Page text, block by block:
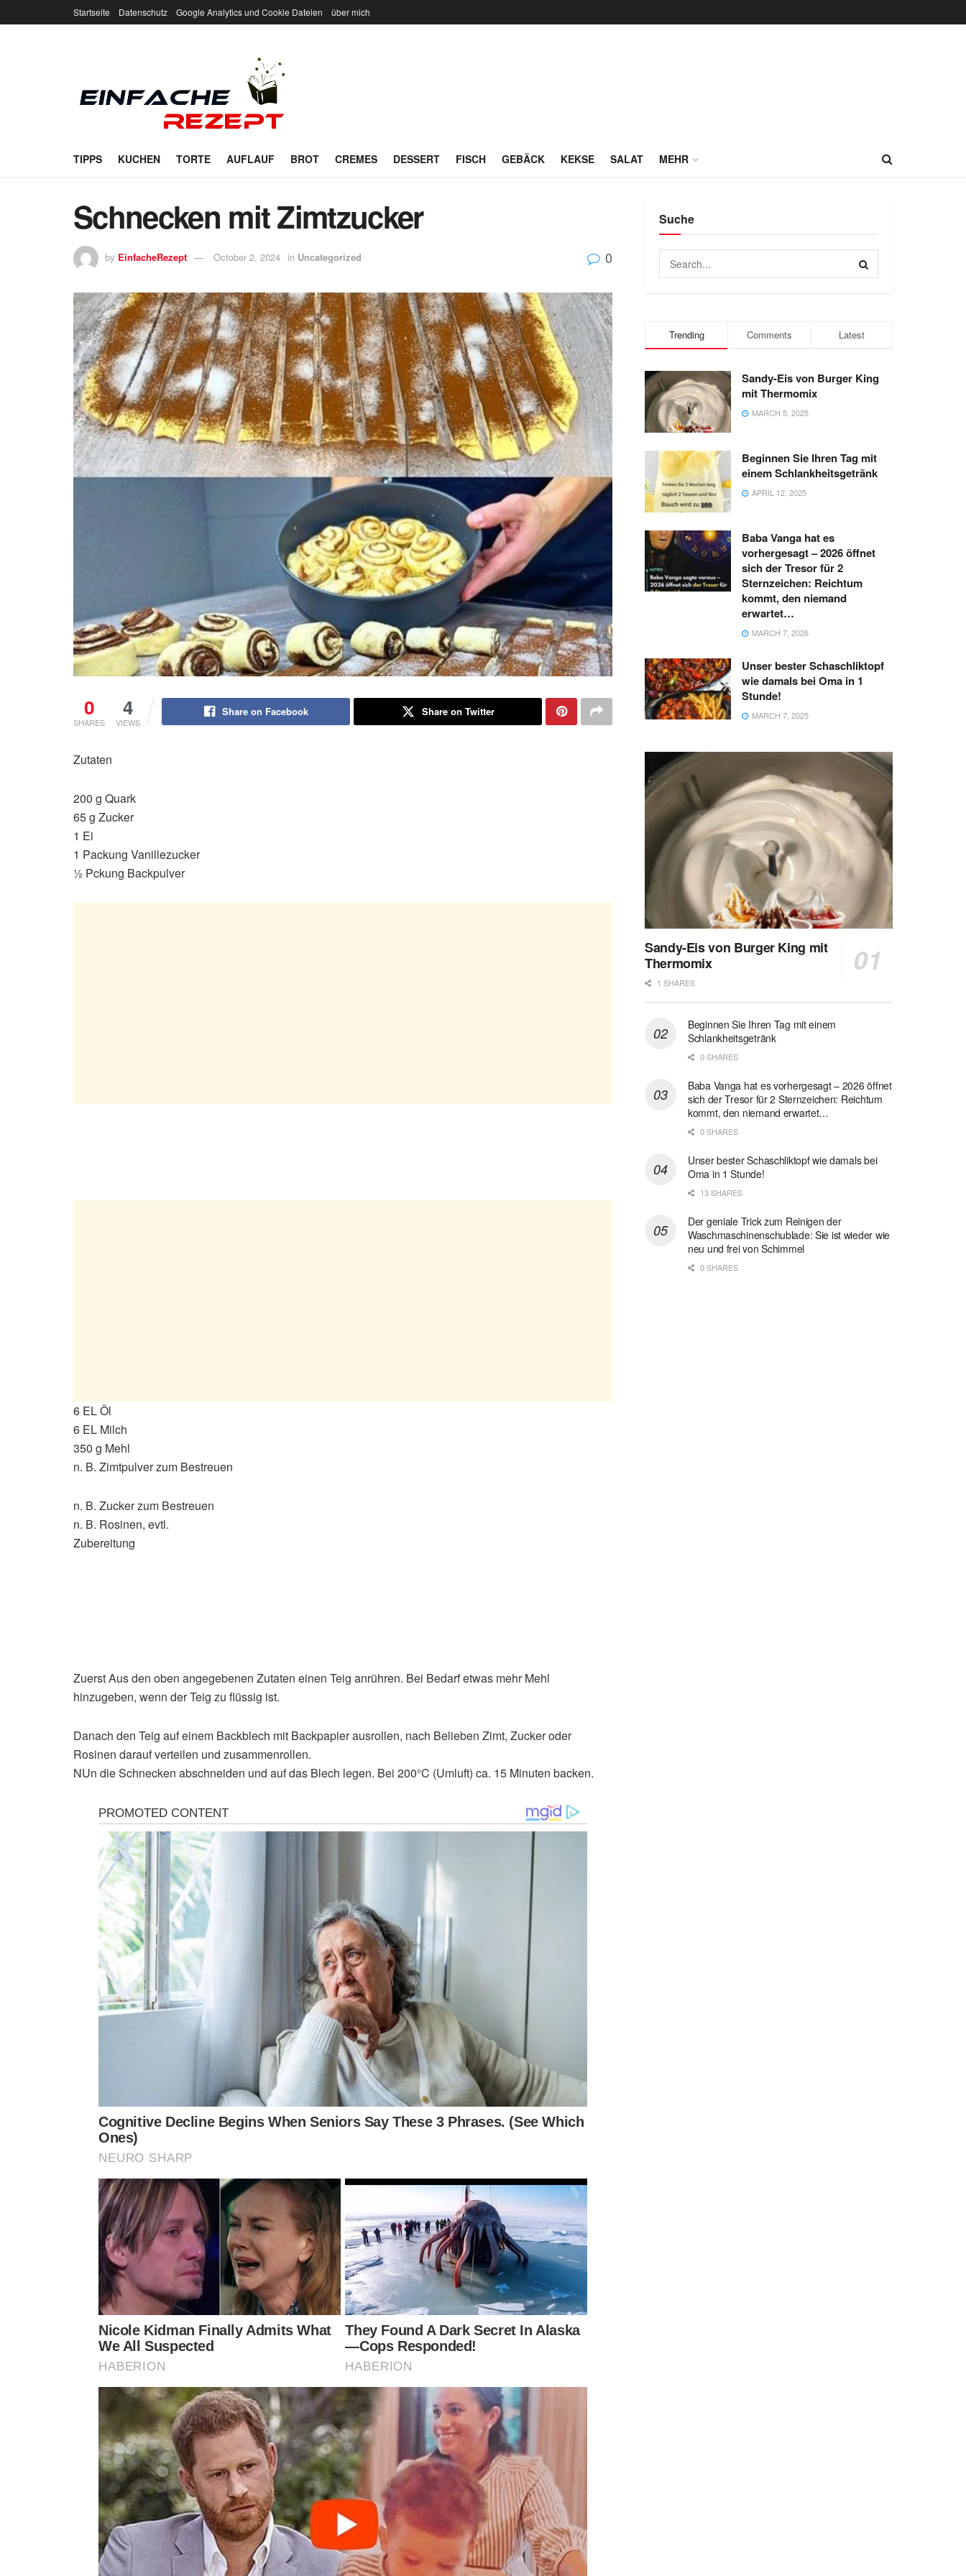
Startseite Datenschutz Google Analytics und Cookie Dateien über mich
TIPPS KUCHEN TORTE AUFLAUF BROT CREMES DESSERT FISCH GEBÄCK KEKSE SALAT MEHR
Schnecken mit Zimtzucker
by EinfacheRezept October 2, 2024 in Uncategorized 0
0
SHARES
4
VIEWS
Share on Facebook Share on Twitter
Zutaten
200 g Quark
65 g Zucker
1 Ei
1 Packung Vanillezucker
½ Pckung Backpulver
6 EL Öl
6 EL Milch
350 g Mehl
n. B. Zimtpulver zum Bestreuen
n. B. Zucker zum Bestreuen
n. B. Rosinen, evtl.
Zubereitung
Zuerst Aus den oben angegebenen Zutaten einen Teig anrühren. Bei Bedarf etwas mehr Mehl
hinzugeben, wenn der Teig zu flüssig ist.
Danach den Teig auf einem Backblech mit Backpapier ausrollen, nach Belieben Zimt, Zucker oder
Rosinen darauf verteilen und zusammenrollen.
NUn die Schnecken abschneiden und auf das Blech legen. Bei 200°C (Umluft) ca. 15 Minuten backen.
Suche
Trending Comments Latest
Sandy-Eis von Burger King
mit Thermomix
MARCH 5, 2025
Beginnen Sie Ihren Tag mit
einem Schlankheitsgetränk
APRIL 12, 2025
Baba Vanga hat es
vorhergesagt – 2026 öffnet
sich der Tresor für 2
Sternzeichen: Reichtum
kommt, den niemand
erwartet…
MARCH 7, 2026
Unser bester Schaschliktopf
wie damals bei Oma in 1
Stunde!
MARCH 7, 2025
Sandy-Eis von Burger King mit
Thermomix
1 SHARES
Beginnen Sie Ihren Tag mit einem
Schlankheitsgetränk
0 SHARES
Baba Vanga hat es vorhergesagt – 2026 öffnet
sich der Tresor für 2 Sternzeichen: Reichtum
kommt, den niemand erwartet…
0 SHARES
Unser bester Schaschliktopf wie damals bei
Oma in 1 Stunde!
13 SHARES
Der geniale Trick zum Reinigen der
Waschmaschinenschublade: Sie ist wieder wie
neu und frei von Schimmel
0 SHARES